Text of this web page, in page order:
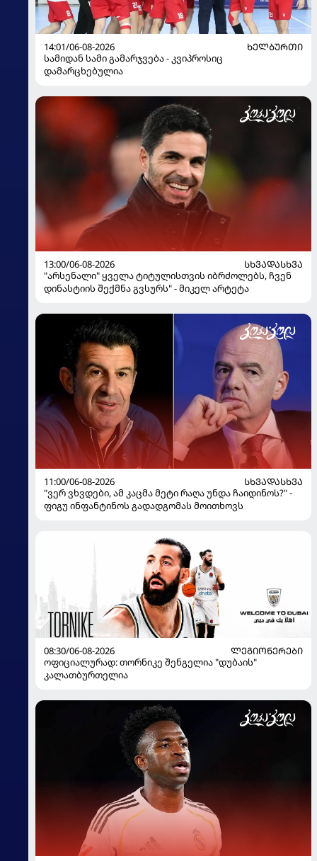
14:01/06-08-2026
ᲮᲔᲚᲑᲣᲠᲗᲘ
სამიდან სამი გამარჯვება - კვიპროსიც
დამარცხებულია
13:00/06-08-2026
ᲡᲮᲕᲐᲓᲐᲡᲮᲕᲐ
"არსენალი" ყველა ტიტულისთვის იბრძოლებს, ჩვენ
დინასტიის შექმნა გვსურს" - მიკელ არტეტა
11:00/06-08-2026
ᲡᲮᲕᲐᲓᲐᲡᲮᲕᲐ
"ვერ ვხვდები, ამ კაცმა მეტი რაღა უნდა ჩაიდინოს?" -
ფიგუ ინფანტინოს გადადგომას მოითხოვს
08:30/06-08-2026
ᲚᲔᲒᲘᲝᲜᲔᲠᲔᲑᲘ
ოფიციალურად: თორნიკე შენგელია "დუბაის"
კალათბურთელია